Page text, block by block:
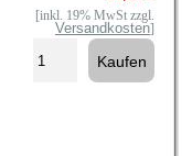
[inkl. 19% MwSt zzgl.
Versandkosten]